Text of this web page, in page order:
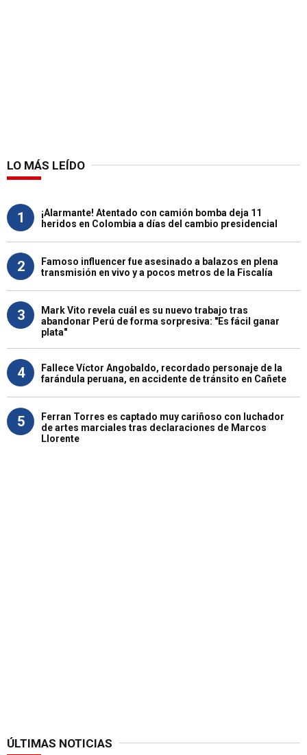
LO MÁS LEÍDO
1
¡Alarmante! Atentado con camión bomba deja 11
heridos en Colombia a días del cambio presidencial
2
Famoso influencer fue asesinado a balazos en plena
transmisión en vivo y a pocos metros de la Fiscalía
3
Mark Vito revela cuál es su nuevo trabajo tras
abandonar Perú de forma sorpresiva: "Es fácil ganar
plata"
4
Fallece Víctor Angobaldo, recordado personaje de la
farándula peruana, en accidente de tránsito en Cañete
5
Ferran Torres es captado muy cariñoso con luchador
de artes marciales tras declaraciones de Marcos
Llorente
ÚLTIMAS NOTICIAS